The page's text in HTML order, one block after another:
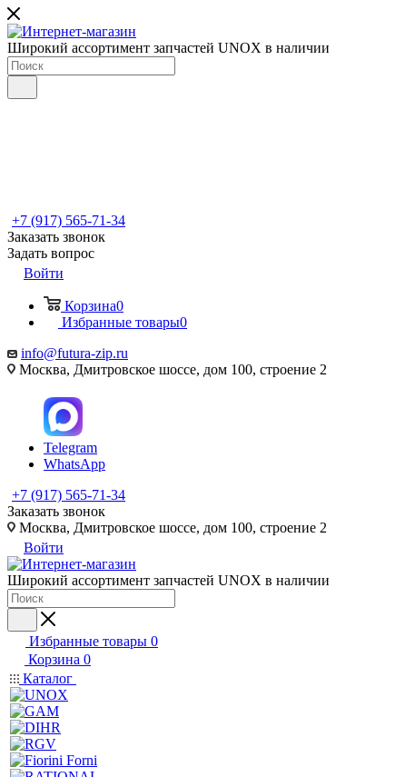
Широкий ассортимент запчастей UNOX в наличии
+7 (917) 565-71-34
Заказать звонок
Задать вопрос
Войти
Корзина0
Избранные товары0
info@futura-zip.ru
Москва, Дмитровское шоссе, дом 100, строение 2
Telegram
WhatsApp
+7 (917) 565-71-34
Заказать звонок
Москва, Дмитровское шоссе, дом 100, строение 2
Войти
Широкий ассортимент запчастей UNOX в наличии
Избранные товары 0
Корзина 0
Каталог